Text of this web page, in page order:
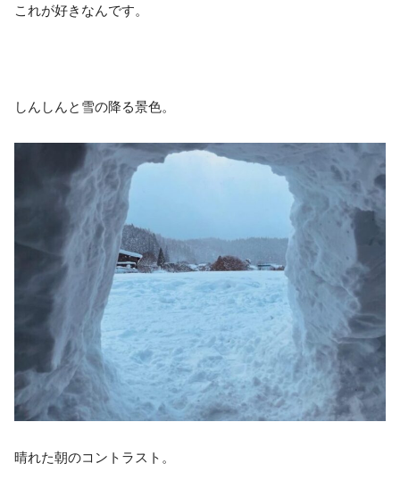
これが好きなんです。
しんしんと雪の降る景色。
晴れた朝のコントラスト。